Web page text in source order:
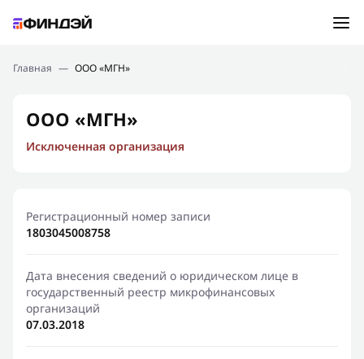
Подбор займа
Новости
Финансовое просвещение
Главная — ООО «МГН»
ООО «МГН»
Исключенная организация
Регистрационный номер записи
1803045008758
Дата внесения сведений о юридическом лице в
государственный реестр микрофинансовых
организаций
07.03.2018
Ошибка:Контактная форма не найдена.
Спасибо, что написали нам
Мы свяжемся с Вами в ближайшее время и сообщим
результат
Отправить новый запрос